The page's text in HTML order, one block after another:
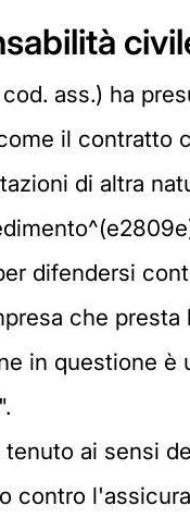
ass.) ha
il contratto
di altra
difendersi
che
in questione è
ai sensi
contro